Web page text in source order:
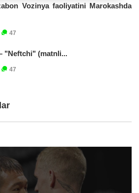
Vozinya faoliyatini Marokashda
47
"Neftchi" (matnli...
47